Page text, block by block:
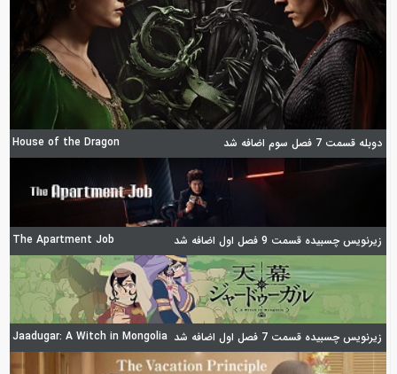
دوبله قسمت 7 فصل سوم اضافه شد House of the Dragon
زیرنویس چسبیده قسمت 9 فصل اول اضافه شد The Apartment Job
زیرنویس چسبیده قسمت 7 فصل اول اضافه شد Jaadugar: A Witch in Mongolia